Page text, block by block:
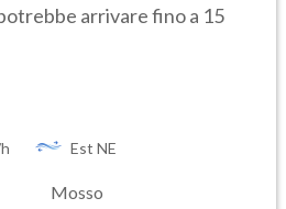
arrivare fino a 15
Est NE
Mosso